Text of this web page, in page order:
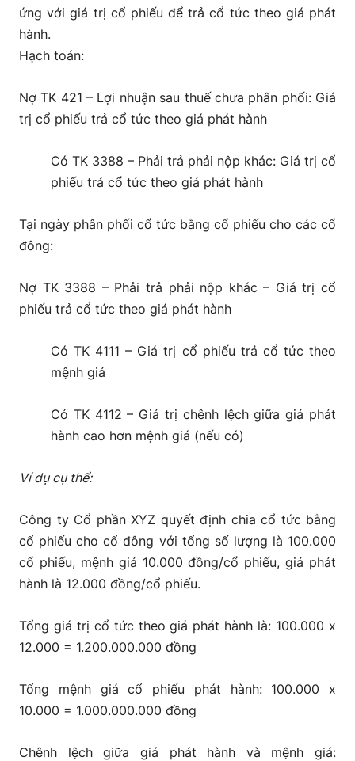
ứng với giá trị cổ phiếu để trả cổ tức theo giá phát
hành.
Hạch toán:
Nợ TK 421 – Lợi nhuận sau thuế chưa phân phối: Giá
trị cổ phiếu trả cổ tức theo giá phát hành
Có TK 3388 – Phải trả phải nộp khác: Giá trị cổ
phiếu trả cổ tức theo giá phát hành
Tại ngày phân phối cổ tức bằng cổ phiếu cho các cổ
đông:
Nợ TK 3388 – Phải trả phải nộp khác – Giá trị cổ
phiếu trả cổ tức theo giá phát hành
Có TK 4111 – Giá trị cổ phiếu trả cổ tức theo
mệnh giá
Có TK 4112 – Giá trị chênh lệch giữa giá phát
hành cao hơn mệnh giá (nếu có)
Ví dụ cụ thể:
Công ty Cổ phần XYZ quyết định chia cổ tức bằng
cổ phiếu cho cổ đông với tổng số lượng là 100.000
cổ phiếu, mệnh giá 10.000 đồng/cổ phiếu, giá phát
hành là 12.000 đồng/cổ phiếu.
Tổng giá trị cổ tức theo giá phát hành là: 100.000 x
12.000 = 1.200.000.000 đồng
Tổng mệnh giá cổ phiếu phát hành: 100.000 x
10.000 = 1.000.000.000 đồng
Chênh lệch giữa giá phát hành và mệnh giá: